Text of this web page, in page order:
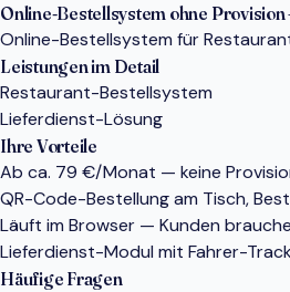
Online-Bestellsystem ohne
Online-Bestellsystem für
Leistungen im Detail
Restaurant-Bestellsystem
Lieferdienst-Lösung
Ihre Vorteile
Ab ca. 79 €/Monat — keine
QR-Code-Bestellung am Tisch,
Läuft im Browser — Kunden
Lieferdienst-Modul mit Fahrer-
Häufige Fragen